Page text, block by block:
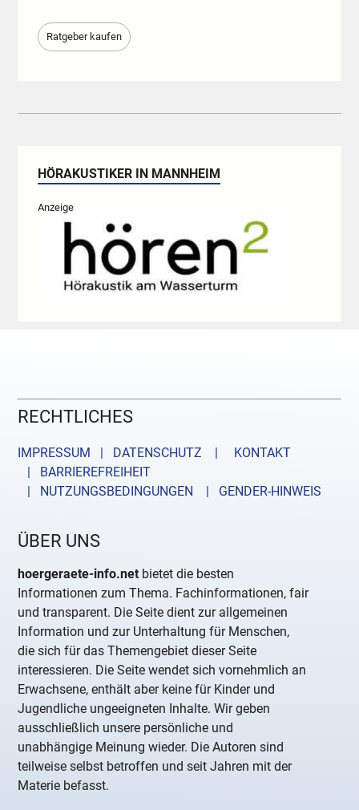
Ratgeber kaufen
HÖRAKUSTIKER IN MANNHEIM
Anzeige
RECHTLICHES
IMPRESSUM | DATENSCHUTZ |
KONTAKT
| BARRIEREFREIHEIT
| NUTZUNGSBEDINGUNGEN
| GENDER-HINWEIS
ÜBER UNS
hoergeraete-info.net bietet die besten
Informationen zum Thema. Fachinformationen, fair
und transparent. Die Seite dient zur allgemeinen
Information und zur Unterhaltung für Menschen,
die sich für das Themengebiet dieser Seite
interessieren. Die Seite wendet sich vornehmlich an
Erwachsene, enthält aber keine für Kinder und
Jugendliche ungeeigneten Inhalte. Wir geben
ausschließlich unsere persönliche und
unabhängige Meinung wieder. Die Autoren sind
teilweise selbst betroffen und seit Jahren mit der
Materie befasst.